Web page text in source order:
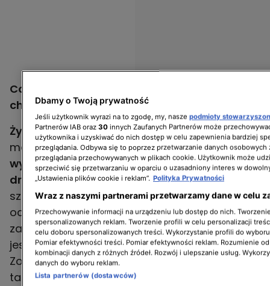
Co zamiast żywego drzewka? Sztuczne
choinki DIY
Żywa choinka, choć piękna i pachnąca lasem,
ma sporo wad – szybko zaczynagubić igły,
wymaga podlewania, a do tegojest dość
droga. Niektórzy zamiast niej wybierają
sztuczną choinkę, jednak nie każdemu
odpowiada jej estetyka – dlatego warto
zastanowić się także nad trzecią opcją, jaką
jest ozdoba świąteczna DIYw formie choinki.
Zobacz aż trzy proste do wykonania wersje
takich dekoracji świątecznych.
Dbamy o Twoją prywatność
Jeśli użytkownik wyrazi na to zgodę, my, nasze podmioty
Partnerów IAB oraz 30 innych Zaufanych Partnerów może
użytkownika i uzyskiwać do nich dostęp w celu zapewnienia bardziej
przeglądania. Odbywa się to poprzez przetwarzanie danych osobowych
przeglądania przechowywanych w plikach cookie. Użytkownik może
sprzeciwić się przetwarzaniu w oparciu o uzasadniony interes w
„Ustawienia plików cookie i reklam”. Polityka Prywatności
Wraz z naszymi partnerami przetwarzamy dane w celu
Przechowywanie informacji na urządzeniu lub dostęp do nich.
spersonalizowanych reklam. Tworzenie profili w celu personalizacji
celu doboru spersonalizowanych treści. Wykorzystanie profili do
Pomiar efektywności treści. Pomiar efektywności reklam. Rozumienie
kombinacji danych z różnych źródeł. Rozwój i ulepszanie usług.
danych do wyboru reklam.
Lista partnerów (dostawców)